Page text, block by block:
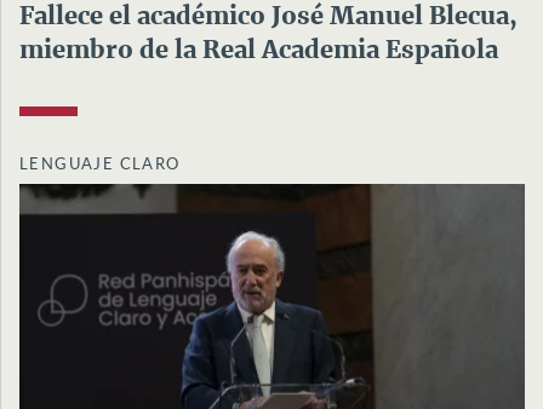
Fallece el académico José Manuel Blecua,
miembro de la Real Academia Española
LENGUAJE CLARO